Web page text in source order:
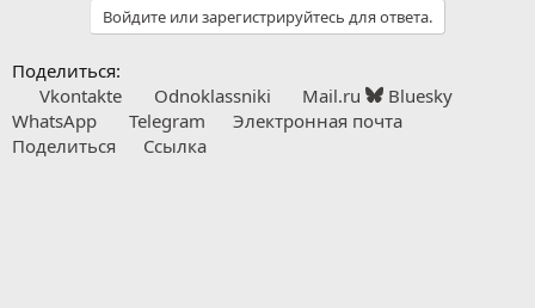
Войдите или зарегистрируйтесь для ответа.
Поделиться:
Vkontakte
Odnoklassniki Mail.ru
Bluesky
WhatsApp
Telegram
Электронная почта
Поделиться
Ссылка